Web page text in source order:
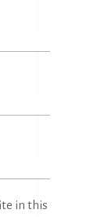
in this